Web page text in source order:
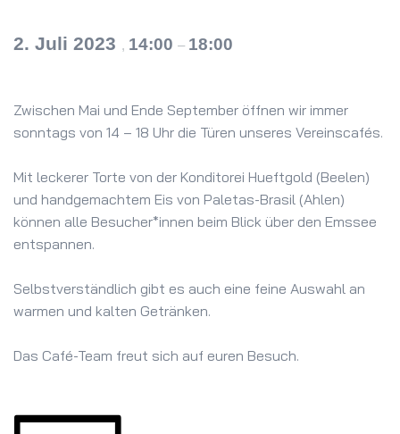
2. Juli 2023 , 14:00 – 18:00
Zwischen Mai und Ende September öffnen wir immer
sonntags von 14 – 18 Uhr die Türen unseres Vereinscafés.
Mit leckerer Torte von der Konditorei Hueftgold (Beelen)
und handgemachtem Eis von Paletas-Brasil (Ahlen)
können alle Besucher*innen beim Blick über den Emssee
entspannen.
Selbstverständlich gibt es auch eine feine Auswahl an
warmen und kalten Getränken.
Das Café-Team freut sich auf euren Besuch.